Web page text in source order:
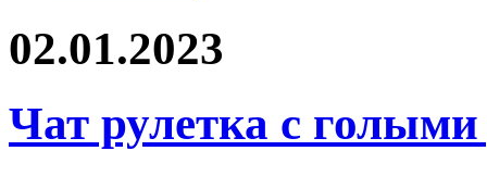
02.01.2023
Чат рулетка с